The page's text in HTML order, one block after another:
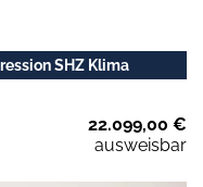
SHZ Klima
22.099,00 €
ausweisbar